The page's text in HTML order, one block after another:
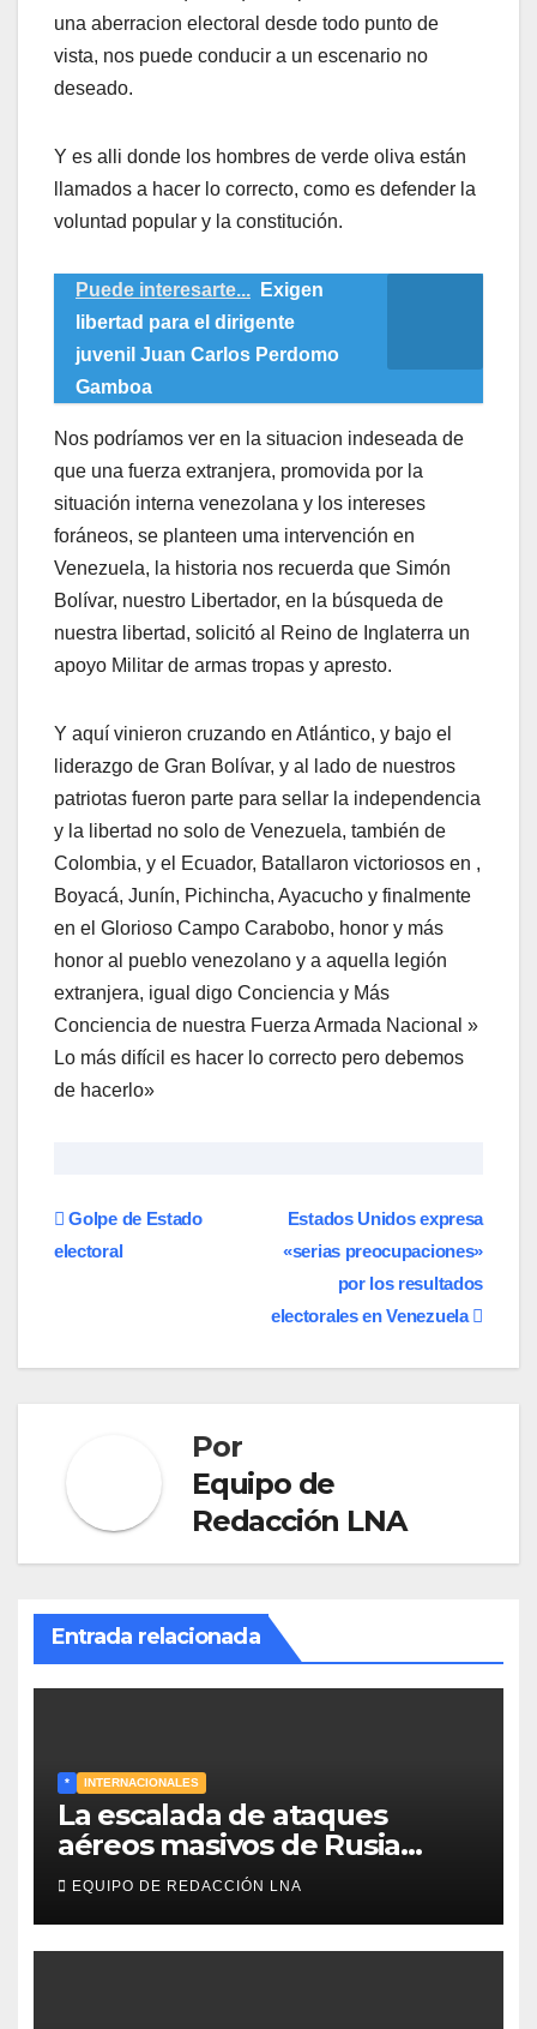
una aberracion electoral desde todo punto de
vista, nos puede conducir a un escenario no
deseado.
Y es alli donde los hombres de verde oliva están
llamados a hacer lo correcto, como es defender la
voluntad popular y la constitución.
Puede interesarte...
Exigen
libertad para el dirigente
juvenil Juan Carlos Perdomo
Gamboa
Nos podríamos ver en la situacion indeseada de
que una fuerza extranjera, promovida por la
situación interna venezolana y los intereses
foráneos, se planteen uma intervención en
Venezuela, la historia nos recuerda que Simón
Bolívar, nuestro Libertador, en la búsqueda de
nuestra libertad, solicitó al Reino de Inglaterra un
apoyo Militar de armas tropas y apresto.
Y aquí vinieron cruzando en Atlántico, y bajo el
liderazgo de Gran Bolívar, y al lado de nuestros
patriotas fueron parte para sellar la independencia
y la libertad no solo de Venezuela, también de
Colombia, y el Ecuador, Batallaron victoriosos en ,
Boyacá, Junín, Pichincha, Ayacucho y finalmente
en el Glorioso Campo Carabobo, honor y más
honor al pueblo venezolano y a aquella legión
extranjera, igual digo Conciencia y Más
Conciencia de nuestra Fuerza Armada Nacional »
Lo más difícil es hacer lo correcto pero debemos
de hacerlo»
Navegación
Estados Unidos expresa
«serias preocupaciones»
por los resultados
electorales en Venezuela
Golpe de Estado
electoral
Por
Equipo de
Redacción LNA
Entrada relacionada
* INTERNACIONALES
La escalada de ataques
aéreos masivos de Rusia
sobre Kiev y centros
energéticos eleva la tensión
en el conflicto ucraniano
EQUIPO DE REDACCIÓN LNA